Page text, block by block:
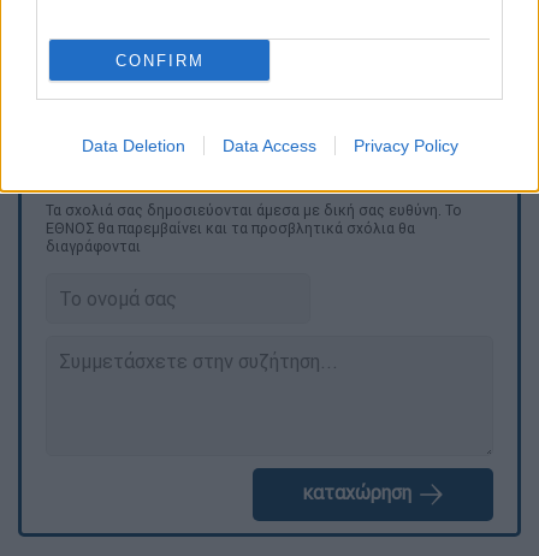
CONFIRM
Data Deletion Data Access Privacy Policy
εφαρμόζεται μορατόριουμ στην εφαρμογή
της, δυνάμει αποφάσεων των κυβερνητών
τους.
Τα σχολιά σας δημοσιεύονται άμεσα με δική σας ευθύνη. Το
ΕΘΝΟΣ θα παρεμβαίνει και τα προσβλητικά σχόλια θα
διαγράφονται
καταχώρηση